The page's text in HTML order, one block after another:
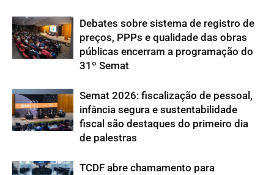
Debates sobre sistema de registro de
preços, PPPs e qualidade das obras
públicas encerram a programação do
31º Semat
Semat 2026: fiscalização de pessoal,
infância segura e sustentabilidade
fiscal são destaques do primeiro dia
de palestras
TCDF abre chamamento para